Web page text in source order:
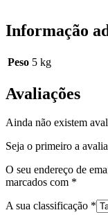
Informação
Peso 5 kg
Avaliações
Ainda não existem
Seja o primeiro a
O seu endereço de
marcados com *
A sua classificação *